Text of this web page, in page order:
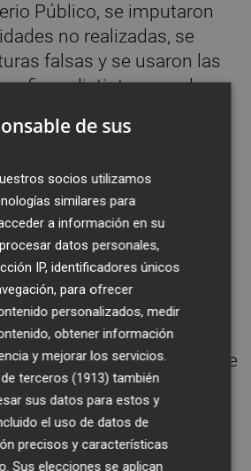
Público, se imputaron
no realizadas, se
falsas y se usaron las
fines distintos para los
la devolución de esos
que pagó a las
por lo que presentó
tuvo que asumir la
de 418.000 euros en
ser la punta del Iceberg de
En mayo de 2014, los
Servef del anterior Consell
de la Generalitat a
la conveniencia de
de sus
socios utilizamos
similares para
a información en su
datos personales,
IP, identificadores únicos
para ofrecer
personalizados, medir
obtener información
y mejorar los servicios.
terceros (1913) también
sus datos para estos y
el uso de datos de
precisos y características
Sus elecciones se aplican